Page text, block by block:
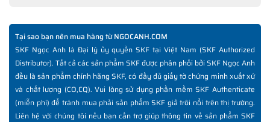
Tại sao bạn nên mua hàng từ NGOCANH.COM
SKF Ngọc Anh là Đại lý ủy quyền SKF tại Việt Nam (SKF Authorized
Distributor). Tất cả các sản phẩm SKF được phân phối bởi SKF Ngọc Anh
đều là sản phẩm chính hãng SKF, có đầy đủ giấy tờ chứng minh xuất xứ
và chất lượng (CO,CQ). Vui lòng sử dụng phần mềm SKF Authenticate
(miễn phí) để tránh mua phải sản phẩm SKF giả trôi nổi trên thị trường.
Liên hệ với chúng tôi nếu bạn cần trợ giúp thông tin về sản phẩm SKF